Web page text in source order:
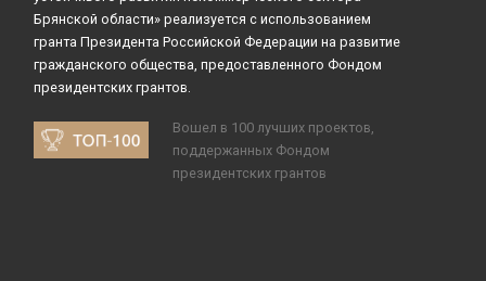
Брянской области» реализуется с использованием
гранта Президента Российской Федерации на развитие
гражданского общества, предоставленного Фондом
президентских грантов.
Вошел в 100 лучших проектов,
поддержанных Фондом
президентских грантов